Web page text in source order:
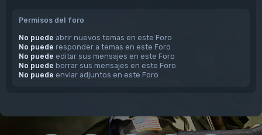
Permisos del foro
No puede abrir nuevos temas en este Foro
No puede responder a temas en este Foro
No puede editar sus mensajes en este Foro
No puede borrar sus mensajes en este Foro
No puede enviar adjuntos en este Foro